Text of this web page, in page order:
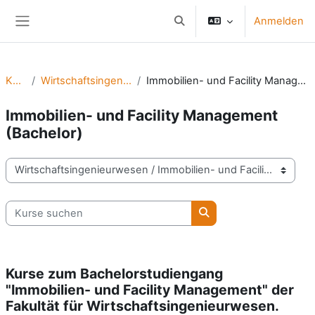
Sucheingabe umschalten
Anmelden
Kurse Wirtschaftsingenieurwesen Immobilien- und Facility Management (Bachelor)
Immobilien- und Facility Management
(Bachelor)
Kursbereiche
Kurse suchen
Kurse suchen
Kurse zum Bachelorstudiengang
"Immobilien- und Facility Management" der
Fakultät für Wirtschaftsingenieurwesen.